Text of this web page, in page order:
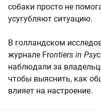
собаки просто не
усугубляют ситуацию.
В голландском
журнале Frontiers in
наблюдали за
чтобы выяснить, как
влияет на настроение.